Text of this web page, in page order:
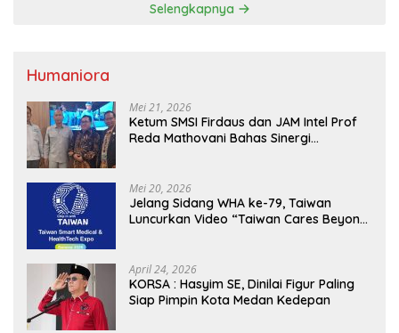
Selengkapnya
Humaniora
Mei 21, 2026
Ketum SMSI Firdaus dan JAM Intel Prof
Reda Mathovani Bahas Sinergi
MBG, Perkuat Pengawasan Program
Pemerintah
Mei 20, 2026
Jelang Sidang WHA ke-79, Taiwan
Luncurkan Video “Taiwan Cares Beyond
April 24, 2026
KORSA : Hasyim SE, Dinilai Figur Paling
Siap Pimpin Kota Medan Kedepan